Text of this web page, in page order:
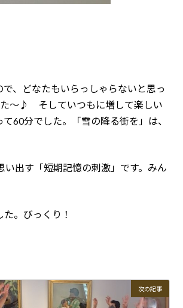
、どなたもいらっしゃらないと思っ
た～♪ そしていつもに増して楽しい
て60分でした。「雪の降る街を」は、
出す「短期記憶の刺激」です。みん
。びっくり！
次の記事